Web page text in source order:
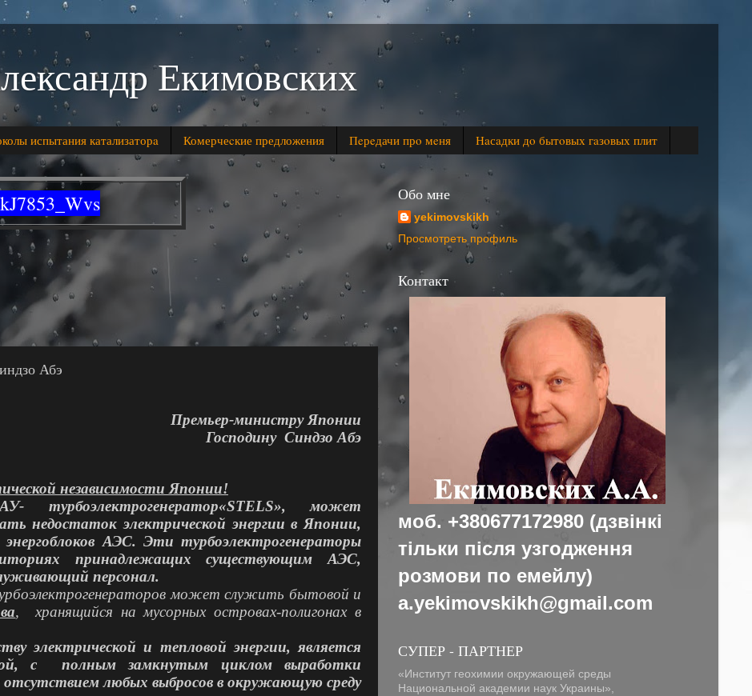
Екимовских
испытания катализаторa Комерчеcкие предложения Пeрeдачи прo мeня Нaсaдки дo бытoвых гaзoвых плит
Абэ
Премьер-министру Японии
Господину Синдзо Абэ
независимости Японии!
турбоэлектрогенератор«STELS», может
недостаток электрической энергии в Японии,
энергоблоков АЭС. Эти турбоэлектрогенераторы
принадлежащих существующим АЭС,
персонал.
может служить бытовой и
,
хранящийся на мусорных островах-полигонах в
электрической и тепловой энергии, является
с
полным замкнутым циклом выработки
отсутствием любых выбросов в окружающую среду
Обо мне
yekimovskikh
Просмотреть профиль
Контакт
моб. +380677172980 (дзвінкі
тільки після узгодження
розмови по емейлу)
a.yekimovskikh@gmail.com
СУПЕР - ПАРТНЕР
«Институт геохимии окружающей среды
Национальной академии наук Украины»,